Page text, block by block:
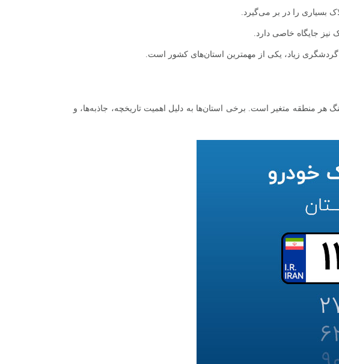
بسیاری را در بر می‌گیرد.
نیز جایگاه خاصی دارد.
زیاد، یکی از مهمترین استان‌های کشور است.
هر منطقه متغیر است. برخی استان‌ها به دلیل اهمیت تاریخچه، جاذبه‌ها، و